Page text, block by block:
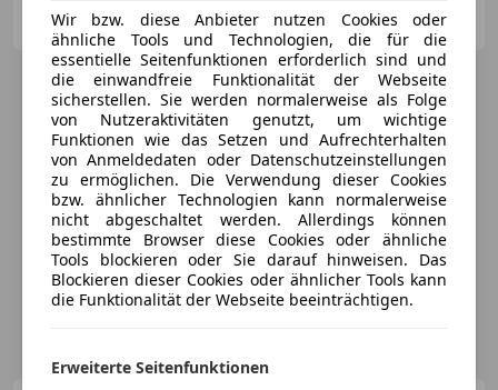
AT-8435 Leitring
Wir bzw. diese Anbieter nutzen Cookies oder
ähnliche Tools und Technologien, die für die
essentielle Seitenfunktionen erforderlich sind und
die einwandfreie Funktionalität der Webseite
sicherstellen. Sie werden normalerweise als Folge
von Nutzeraktivitäten genutzt, um wichtige
Funktionen wie das Setzen und Aufrechterhalten
von Anmeldedaten oder Datenschutzeinstellungen
zu ermöglichen. Die Verwendung dieser Cookies
bzw. ähnlicher Technologien kann normalerweise
nicht abgeschaltet werden. Allerdings können
bestimmte Browser diese Cookies oder ähnliche
Tools blockieren oder Sie darauf hinweisen. Das
Blockieren dieser Cookies oder ähnlicher Tools kann
die Funktionalität der Webseite beeinträchtigen.
Erweiterte Seitenfunktionen